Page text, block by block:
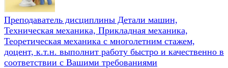
Преподаватель дисциплины Детали машин,
Техническая механика, Прикладная механика,
Теоретическая механика с многолетним стажем,
доцент, к.т.н. выполнит работу быстро и качественно в
соответствии с Вашими требованиями